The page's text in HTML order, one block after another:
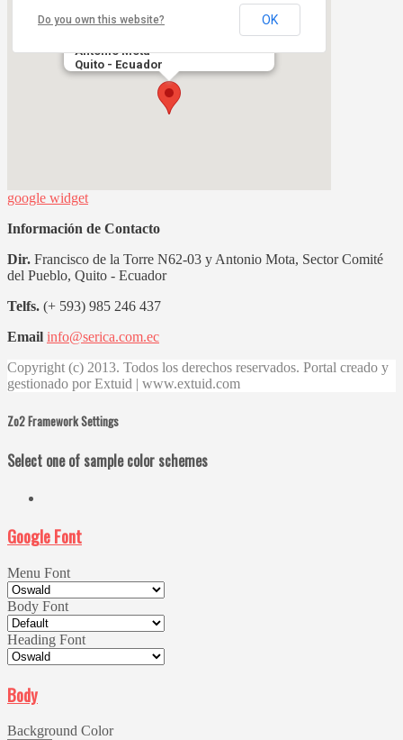
Sector Comité del Pueblo,
Francisco de la Torre N62-03 y
Antonio Mota
Quito - Ecuador
Do you own this website? OK
google widget
Información de Contacto
Dir. Francisco de la Torre N62-03 y Antonio Mota, Sector Comité
del Pueblo, Quito - Ecuador
Telfs. (+ 593) 985 246 437
Email info@serica.com.ec
Copyright (c) 2013. Todos los derechos reservados. Portal creado y
gestionado por Extuid | www.extuid.com
Zo2 Framework Settings
Select one of sample color schemes
Google Font
Menu Font
Body Font
Heading Font
Body
Background Color